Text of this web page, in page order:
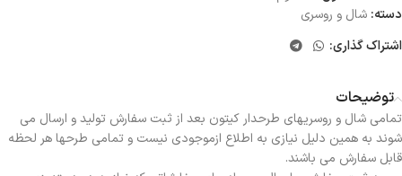
دسته: شال و روسری
اشتراک گذاری:
توضیحات
تمامی شال و روسریهای طرحدار کیتون بعد از ثبت سفارش تولید و ارسال می
شوند به همین دلیل نیازی به اطلاع ازموجودی نیست و تمامی طرحها هر لحظه
قابل سفارش می باشند.